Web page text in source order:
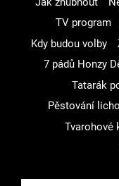
TV program
Kdy budou volby
7 pádů Honzy
Tatarák
Pěstování
Tvarohové